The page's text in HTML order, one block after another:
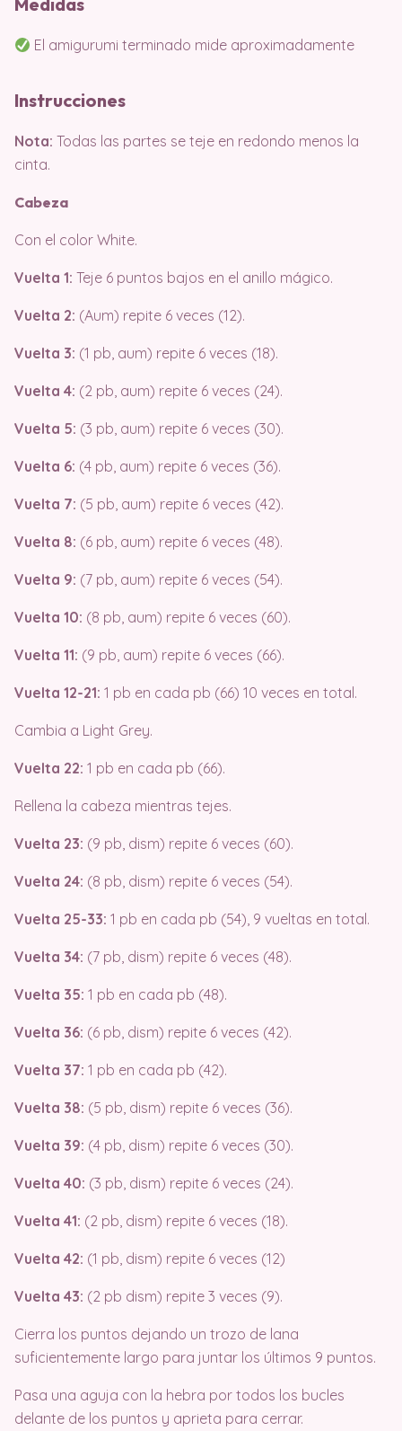
El amigurumi terminado mide aproximadamente
Instrucciones
Nota: Todas las partes se teje en redondo menos la
cinta.
Cabeza
Con el color White.
Vuelta 1: Teje 6 puntos bajos en el anillo mágico.
Vuelta 2: (Aum) repite 6 veces (12).
Vuelta 3: (1 pb, aum) repite 6 veces (18).
Vuelta 4: (2 pb, aum) repite 6 veces (24).
Vuelta 5: (3 pb, aum) repite 6 veces (30).
Vuelta 6: (4 pb, aum) repite 6 veces (36).
Vuelta 7: (5 pb, aum) repite 6 veces (42).
Vuelta 8: (6 pb, aum) repite 6 veces (48).
Vuelta 9: (7 pb, aum) repite 6 veces (54).
Vuelta 10: (8 pb, aum) repite 6 veces (60).
Vuelta 11: (9 pb, aum) repite 6 veces (66).
Vuelta 12-21: 1 pb en cada pb (66) 10 veces en total.
Cambia a Light Grey.
Vuelta 22: 1 pb en cada pb (66).
Rellena la cabeza mientras tejes.
Vuelta 23: (9 pb, dism) repite 6 veces (60).
Vuelta 24: (8 pb, dism) repite 6 veces (54).
Vuelta 25-33: 1 pb en cada pb (54), 9 vueltas en total.
Vuelta 34: (7 pb, dism) repite 6 veces (48).
Vuelta 35: 1 pb en cada pb (48).
Vuelta 36: (6 pb, dism) repite 6 veces (42).
Vuelta 37: 1 pb en cada pb (42).
Vuelta 38: (5 pb, dism) repite 6 veces (36).
Vuelta 39: (4 pb, dism) repite 6 veces (30).
Vuelta 40: (3 pb, dism) repite 6 veces (24).
Vuelta 41: (2 pb, dism) repite 6 veces (18).
Vuelta 42: (1 pb, dism) repite 6 veces (12)
Vuelta 43: (2 pb dism) repite 3 veces (9).
Cierra los puntos dejando un trozo de lana
suficientemente largo para juntar los últimos 9 puntos.
Pasa una aguja con la hebra por todos los bucles
delante de los puntos y aprieta para cerrar.